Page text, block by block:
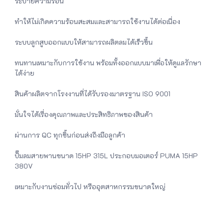
ทำให้ไม่เกิดความร้อนสะสมและสามารถใช้งานได้ต่อเนื่อง
ระบบลูกสูบออกแบบให้สามารถผลิตลมได้เร็วขึ้น
ทนทานเหมาะกับการใช้งาน พร้อมทั้งออกแบบมาเพื่อให้ดูแลรักษา
ได้ง่าย
สินค้าผลิตจากโรงงานที่ได้รับรองมาตรฐาน ISO 9001
มั่นใจได้เรื่องคุณภาพและประสิทธิภาพของสินค้า
ผ่านการ QC ทุกชิ้นก่อนส่งถึงมือลูกค้า
ปั๊มลมสายพานขนาด 15HP 315L ประกอบมอเตอร์ PUMA 15HP
380V
เหมาะกับงานซ่อมทั่วไป หรืออุตสาหกรรมขนาดใหญ่